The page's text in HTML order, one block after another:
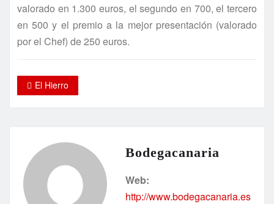
valorado en 1.300 euros, el segundo en 700, el tercero
en 500 y el premio a la mejor presentación (valorado
por el Chef) de 250 euros.
El Hierro
Bodegacanaria
Web:
http://www.bodegacanaria.es